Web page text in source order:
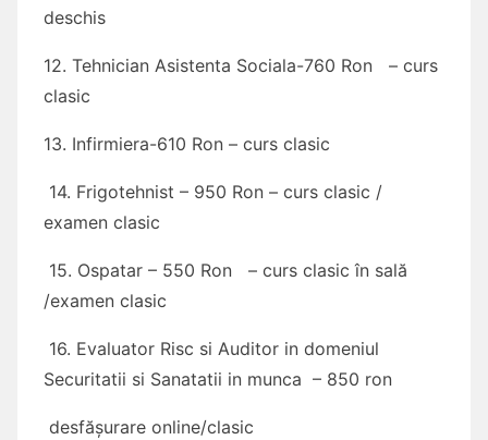
deschis
12. Tehnician Asistenta Sociala-760 Ron – curs
clasic
13. Infirmiera-610 Ron – curs clasic
14. Frigotehnist – 950 Ron – curs clasic /
examen clasic
15. Ospatar – 550 Ron – curs clasic în sală
/examen clasic
16. Evaluator Risc si Auditor in domeniul
Securitatii si Sanatatii in munca – 850 ron
desfășurare online/clasic